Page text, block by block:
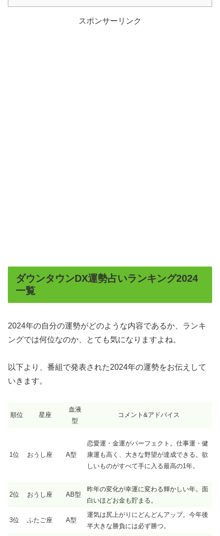
スポンサーリンク
ダウンタウンDX運勢占いランキング2024
一覧
2024年の自分の運勢がどのような内容であるか、ランキ
ングでは何位なのか、とても気になりますよね。
以下より、番組で発表された2024年の運勢をお伝えして
いきます。
順位 星座
血液
型
コメント&アドバイス
1位 おうし座 A型
恋愛運・金運がパーフェクト。仕事運・健
康運も高く、大きな野望が達成できる。欲
しいものがすべて手に入る最高の1年。
2位 おうし座 AB型
昨年の変化が幸運に変わる輝かしい年。面
白いほどお金も貯まる。
3位 ふたご座 A型
運気は尻上がりにどんどんアップ。今年後
半大きな勝負には必ず勝つ。